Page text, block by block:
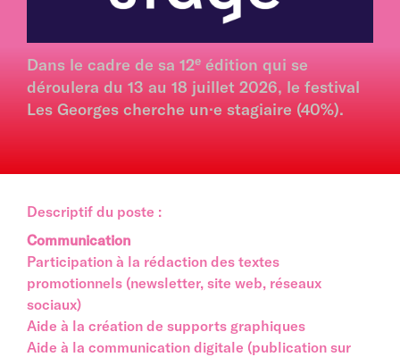
Dans le cadre de sa 12e édition qui se
déroulera du 13 au 18 juillet 2026, le festival
Les Georges cherche un·e stagiaire (40%).
Descriptif du poste :
Communication
Participation à la rédaction des textes
promotionnels (newsletter, site web, réseaux
sociaux)
Aide à la création de supports graphiques
Aide à la communication digitale (publication sur